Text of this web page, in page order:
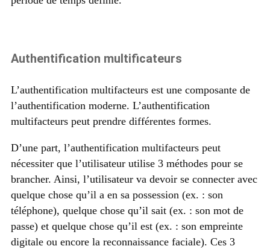
Authentification multificateurs
L’authentification multifacteurs est une composante de
l’authentification moderne. L’authentification
multifacteurs peut prendre différentes formes.
D’une part, l’authentification multifacteurs peut
nécessiter que l’utilisateur utilise 3 méthodes pour se
brancher. Ainsi, l’utilisateur va devoir se connecter avec
quelque chose qu’il a en sa possession (ex. : son
téléphone), quelque chose qu’il sait (ex. : son mot de
passe) et quelque chose qu’il est (ex. : son empreinte
digitale ou encore la reconnaissance faciale). Ces 3